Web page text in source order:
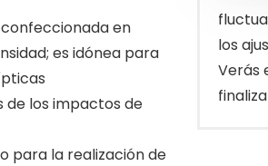
en
es idónea para
de los impactos de
para la realización de
los
Verás